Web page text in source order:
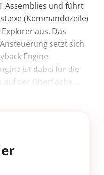
Assemblies und führt
(Kommandozeile)
aus. Das
setzt sich
Engine
ist dabei für die
der Oberfläche ...